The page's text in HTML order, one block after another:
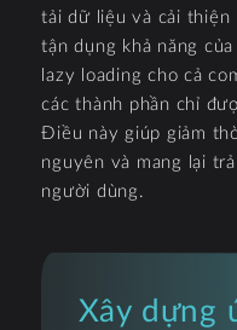
tải dữ liệu và cải thiện
tận dụng khả năng
lazy loading cho cả
các thành phần chỉ
Điều này giúp giảm
nguyên và mang lại
người dùng.
Xây dựng